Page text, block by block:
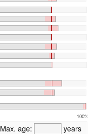
100%
Max. age:
years